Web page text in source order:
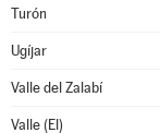
Turón
Ugíjar
Valle del Zalabí
Valle (El)